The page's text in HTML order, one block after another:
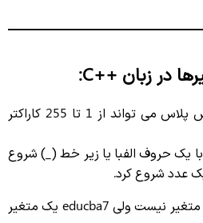
در زبان C++
:
نام متغیر ها در سی پلاس پلاس می تواند از 1 تا 255 کاراکتر
یک حروف الفبا یا زیر خط (_) شروع
عدد شروع کرد.
به عنوان مثال: 7educba یک متغیر نیست ولی educba7 یک متغیر